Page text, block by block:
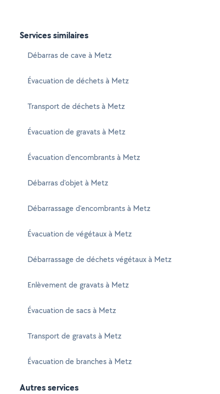
Services similaires
Débarras de cave à Metz
Évacuation de déchets à Metz
Transport de déchets à Metz
Évacuation de gravats à Metz
Évacuation d'encombrants à Metz
Débarras d'objet à Metz
Débarrassage d'encombrants à Metz
Évacuation de végétaux à Metz
Débarrassage de déchets végétaux à Metz
Enlèvement de gravats à Metz
Évacuation de sacs à Metz
Transport de gravats à Metz
Évacuation de branches à Metz
Autres services